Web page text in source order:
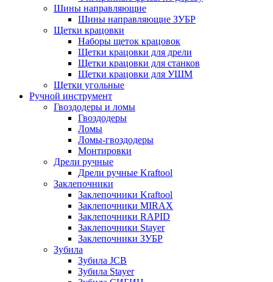
Шины направляющие
Шины направляющие ЗУБР
Щетки крацовки
Наборы щеток крацовок
Щетки крацовки для дрели
Щетки крацовки для станков
Щетки крацовки для УШМ
Щетки угольные
Ручной инструмент
Гвоздодеры и ломы
Гвоздодеры
Ломы
Ломы-гвоздодеры
Монтировки
Дрели ручные
Дрели ручные Kraftool
Заклепочники
Заклепочники Kraftool
Заклепочники MIRAX
Заклепочники RAPID
Заклепочники Stayer
Заклепочники ЗУБР
Зубила
Зубила JCB
Зубила Stayer